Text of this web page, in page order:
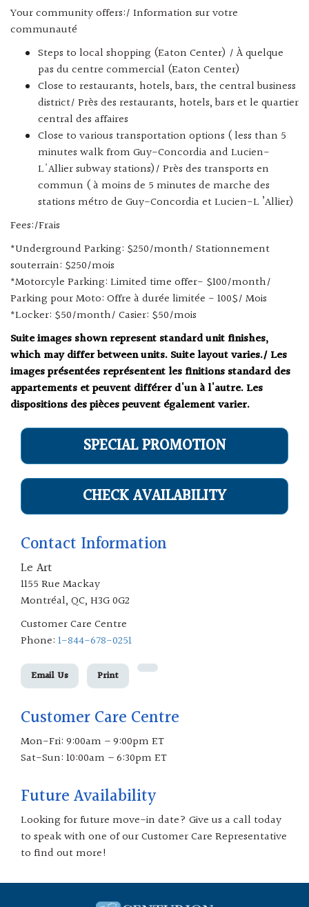
Your community offers:/ Information sur votre
communauté
Steps to local shopping (Eaton Center) / À quelque
pas du centre commercial (Eaton Center)
Close to restaurants, hotels, bars, the central business
district/ Près des restaurants, hotels, bars et le quartier
central des affaires
Close to various transportation options ( less than 5
minutes walk from Guy-Concordia and Lucien-
L'Allier subway stations)/ Près des transports en
commun ( à moins de 5 minutes de marche des
stations métro de Guy-Concordia et Lucien-L ’Allier)
Fees:/Frais
*Underground Parking: $250/month/ Stationnement
souterrain: $250/mois
*Motorcyle Parking: Limited time offer- $100/month/
Parking pour Moto: Offre à durée limitée - 100$/ Mois
*Locker: $50/month/ Casier: $50/mois
Suite images shown represent standard unit finishes,
which may differ between units. Suite layout varies./ Les
images présentées représentent les finitions standard des
appartements et peuvent différer d'un à l'autre. Les
dispositions des pièces peuvent également varier.
SPECIAL PROMOTION
CHECK AVAILABILITY
Contact Information
Le Art
1155 Rue Mackay
Montréal, QC, H3G 0G2
Customer Care Centre
Phone: 1-844-678-0251
Email Us Print
Customer Care Centre
Mon-Fri: 9:00am – 9:00pm ET
Sat-Sun: 10:00am – 6:30pm ET
Future Availability
Looking for future move-in date? Give us a call today
to speak with one of our Customer Care Representative
to find out more!